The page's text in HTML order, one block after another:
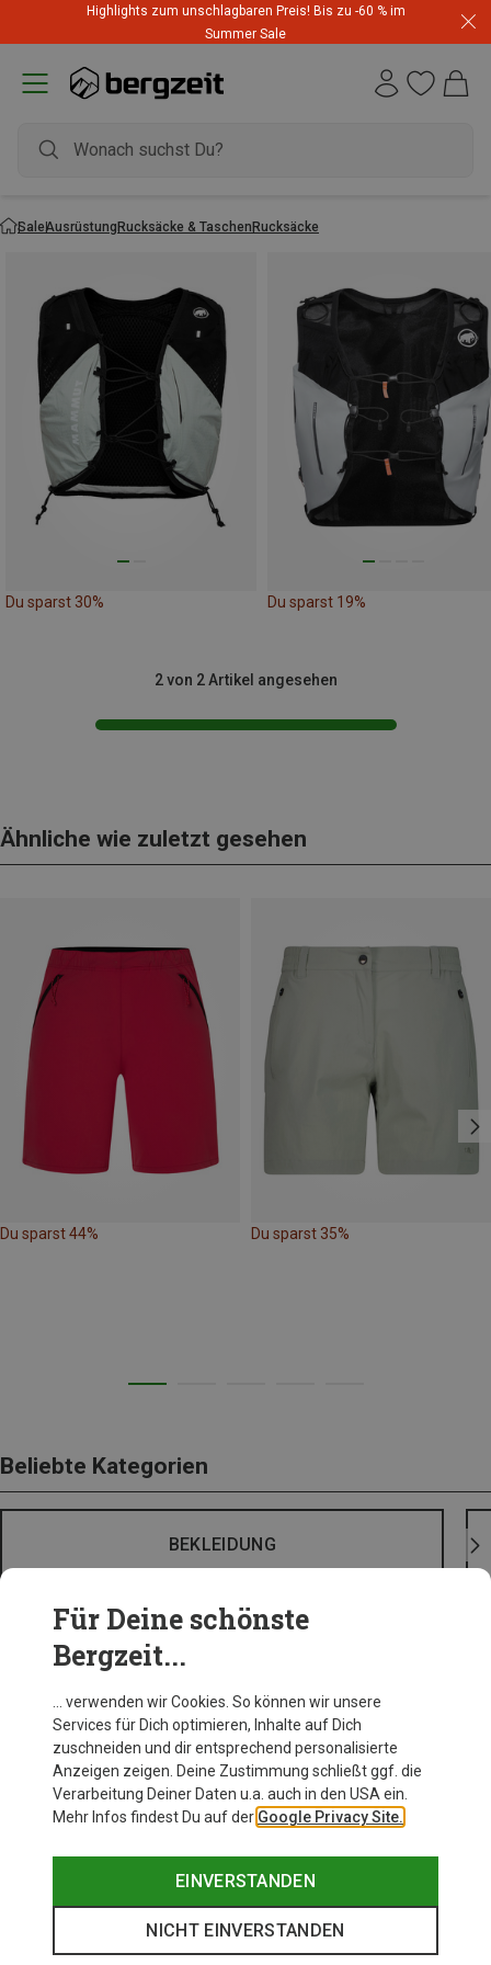
Highlights zum unschlagbaren Preis! Bis zu -60 % im
Summer Sale
SaleAusrüstungRucksäcke & TaschenRucksäcke
Du sparst 30% Du sparst 19%
2 von 2 Artikel angesehen
Ähnliche wie zuletzt gesehen
Du sparst 44% Du sparst 35%
Beliebte Kategorien
BEKLEIDUNG
Für Deine schönste
Bergzeit...
… verwenden wir Cookies. So können wir unsere
Services für Dich optimieren, Inhalte auf Dich
zuschneiden und dir entsprechend personalisierte
Anzeigen zeigen. Deine Zustimmung schließt ggf. die
Verarbeitung Deiner Daten u.a. auch in den USA ein.
Mehr Infos findest Du auf der Google Privacy Site.
EINVERSTANDEN
NICHT EINVERSTANDEN